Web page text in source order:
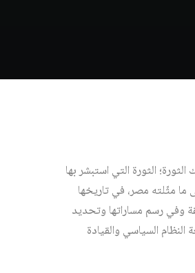
تلك الثورة؛ الثورة التي استبشر بها
ما مثّلته مصر، في تاريخها
وفي رسم مساراتها وتحديد
السياسي والقيادة